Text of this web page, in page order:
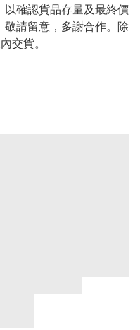
以確認貨品存量及最終價
請留意，多謝合作。除
交貨。